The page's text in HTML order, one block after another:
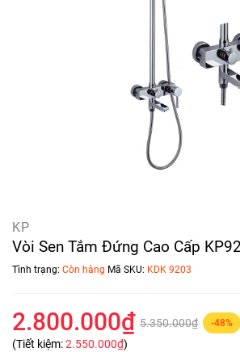
KP
Vòi Sen Tắm Đứng Cao Cấp
Tình trạng: Còn hàng Mã SKU: KDK 9203
2.800.000₫ 5.350.000₫ -48%
(Tiết kiệm:2.550.000₫)